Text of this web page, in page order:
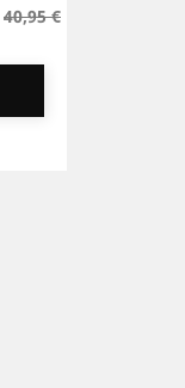
Precio
40,95 €Precio